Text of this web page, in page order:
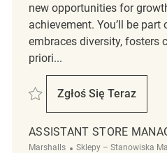
new opportunities for
achievement. You’ll be
embraces diversity, fosters
priori...
Zapisać Assistant Store Manager
Zgłoś Się Teraz
Assistant
ASSISTANT STORE
Marshalls Kategoria
Sklepy – Stanowiska